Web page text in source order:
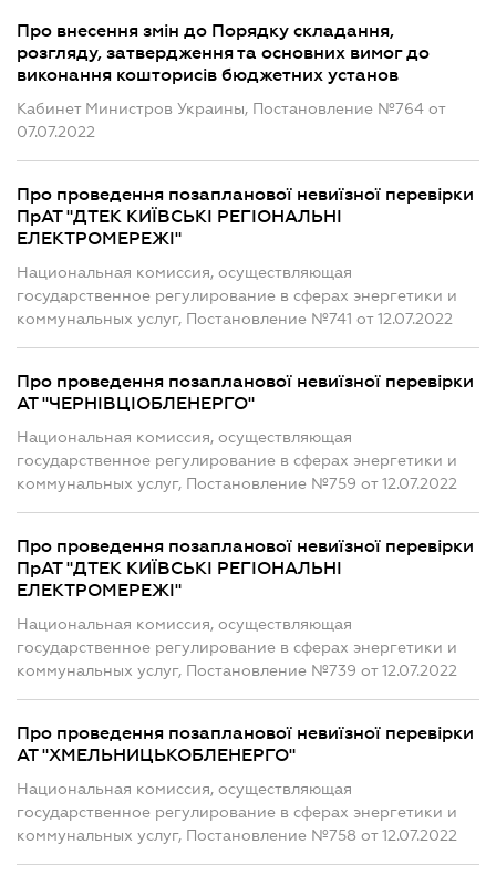
Про внесення змін до Порядку складання,
розгляду, затвердження та основних вимог до
виконання кошторисів бюджетних установ
Кабинет Министров Украины, Постановление №764 от
07.07.2022
Про проведення позапланової невиїзної перевірки
ПрАТ "ДТЕК КИЇВСЬКІ РЕГІОНАЛЬНІ
ЕЛЕКТРОМЕРЕЖІ"
Национальная комиссия, осуществляющая
государственное регулирование в сферах энергетики и
коммунальных услуг, Постановление №741 от 12.07.2022
Про проведення позапланової невиїзної перевірки
АТ "ЧЕРНІВЦІОБЛЕНЕРГО"
Национальная комиссия, осуществляющая
государственное регулирование в сферах энергетики и
коммунальных услуг, Постановление №759 от 12.07.2022
Про проведення позапланової невиїзної перевірки
ПрАТ "ДТЕК КИЇВСЬКІ РЕГІОНАЛЬНІ
ЕЛЕКТРОМЕРЕЖІ"
Национальная комиссия, осуществляющая
государственное регулирование в сферах энергетики и
коммунальных услуг, Постановление №739 от 12.07.2022
Про проведення позапланової невиїзної перевірки
АТ "ХМЕЛЬНИЦЬКОБЛЕНЕРГО"
Национальная комиссия, осуществляющая
государственное регулирование в сферах энергетики и
коммунальных услуг, Постановление №758 от 12.07.2022